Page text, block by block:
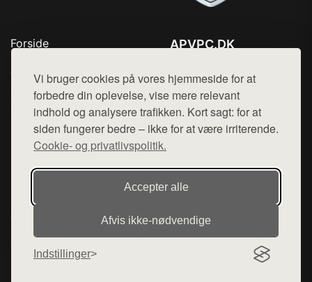
Vi bruger cookies på vores hjemmeside for at
forbedre din oplevelse, vise mere relevant
indhold og analysere trafikken. Kort sagt: for at
siden fungerer bedre – ikke for at være irriterende.
Cookie- og privatlivspolitik.
Accepter alle
Afvis ikke‑nødvendige
Indstillinger
Forside
Top Rabatter
Blog
Kontakt
APVPC.DK
Mail: hej@want.dk
Cookie- og privatlivspolitik
Denne side er en del af want.dk, der udgiver en række
hjemmesider med præsentation af forskellige produkter fra
diverse webshops. Der sælges ikke varer fra denne side - vi
henviser til de shops, som sælger varen. Vi har heller ikke
varerne på lager.